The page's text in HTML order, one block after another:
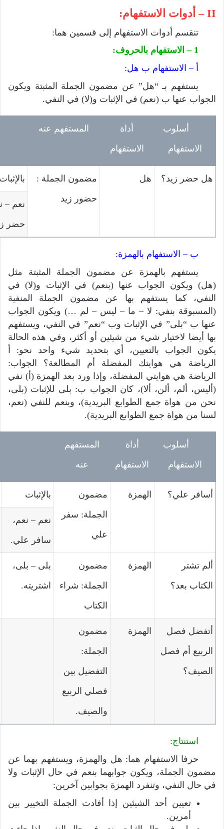
II – أدوات الاستفهام:
تنقسم أدوات الاستفهام إلى قسمين هما:
1 – الاستفهام بالحروف:
أ – الاستفهام ب هل:
يستفهم بـ “هل” عن مضمون الجملة المثبتة ويكون
الجواب عنها ب (نعم) في الإثبات و(لا) في النفي.
أسلوب
الاستفهام
أداة
الاستفهام
المستفهم عنه
هل حضر زيد؟ هل
مضمون الجملة :
حضور زيد
نعم –
حضر
ب – الاستفهام بالهمزة:
يستفهم بالهمزة عن مضمون الجملة المثبتة مثل
(هل) ويكون الجواب عنها (بنعم) في الإثبات و(لا) في
النفي، كما يستفهم بها عن مضمون الجملة المنفية
(المسبوقة بنفي: لا – ما – ليس – لم …) ويكون الجواب
عنها ب “بلى” في الإثبات وب “نعم” في النفي، ويستفهم
بها أيضا لاختيار شيء من شيئين أو أكثر، وفي هذه الحالة
يكون الجواب بالتعيين، أي بتحديد شيء واحد نحو: أ
الرياضة هي هوايتك المفضلة أم المطالعة؟ الجواب:
الرياضة هي هوايتي المفضلة، وإذا ورد بعد الهمزة (أ) نفي
(أليس، ألم، ألن، ألا)، كان الجواب ب: بلى للإثبات (بلى،
نحن من هواة جمع الطوابع البريدية)، وبنعم للنفي (نعم،
لسنا من هواة جمع الطوابع البريدية).
أسلوب
الاستفهام
أداة
الاستفهام
المستفهم
عنه
أسافر علي؟ الهمزة
مضمون
الجملة: سفر
علي
بالإثبات
نعم – نعم،
سافر علي.
ألم تشتر
الكتاب بعد؟
الهمزة
مضمون
الجملة: شراء
الكتاب
بلى – بلى،
اشتريته.
أتفضل فصل
الربيع أم فصل
الصيف؟
الهمزة
مضمون
الجملة:
التفضيل بين
فصلي الربيع
والصيف.
استنتاج:
حرفا الاستفهام هما: هل والهمزة، ويستفهم بهما عن
مضمون الجملة، ويكون جوابهما بنعم في حال الإثبات ولا
في حال النفي، وتنفرد الهمزة بجوابين آخرين:
تعيين أحد الشيئين إذا أفادت الجملة التخيير بين
أمرين.